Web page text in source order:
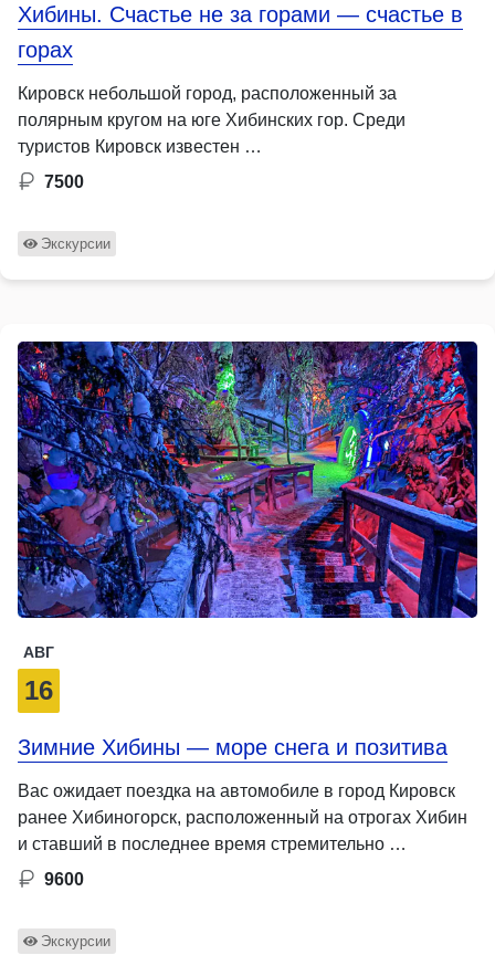
Хибины. Счастье не за горами — счастье в
горах
Кировск небольшой город, расположенный за
полярным кругом на юге Хибинских гор. Среди
туристов Кировск известен …
7500
Экскурсии
АВГ
16
Зимние Хибины — море снега и позитива
Вас ожидает поездка на автомобиле в город Кировск
ранее Хибиногорск, расположенный на отрогах Хибин
и ставший в последнее время стремительно …
9600
Экскурсии